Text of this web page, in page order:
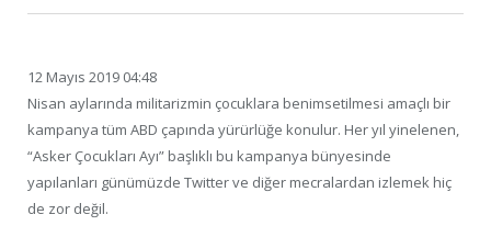
12 Mayıs 2019 04:48
Nisan aylarında militarizmin çocuklara benimsetilmesi amaçlı bir
kampanya tüm ABD çapında yürürlüğe konulur. Her yıl yinelenen,
“Asker Çocukları Ayı” başlıklı bu kampanya bünyesinde
yapılanları günümüzde Twitter ve diğer mecralardan izlemek hiç
de zor değil.